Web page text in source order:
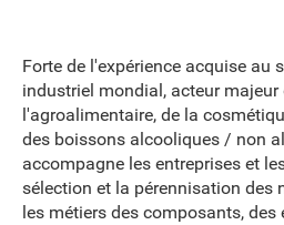
Forte de l'expérience acquise au
industriel mondial, acteur majeur
l'agroalimentaire, de la
des boissons alcooliques / non
accompagne les entreprises et
sélection et la pérennisation des
les métiers des composants, des